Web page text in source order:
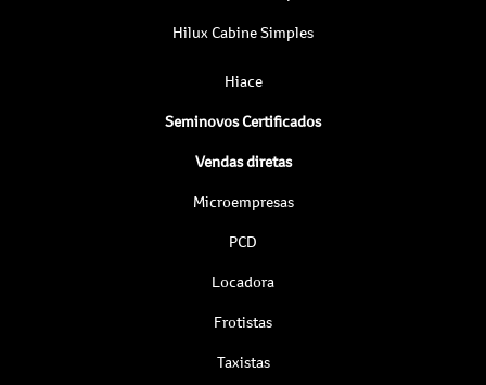
Hilux Cabine Simples
Hiace
Seminovos Certificados
Vendas diretas
Microempresas
PCD
Locadora
Frotistas
Taxistas